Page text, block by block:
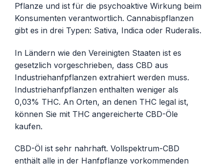
Pflanze und ist für die psychoaktive Wirkung beim
Konsumenten verantwortlich. Cannabispflanzen
gibt es in drei Typen: Sativa, Indica oder Ruderalis.
In Ländern wie den Vereinigten Staaten ist es
gesetzlich vorgeschrieben, dass CBD aus
Industriehanfpflanzen extrahiert werden muss.
Industriehanfpflanzen enthalten weniger als
0,03% THC. An Orten, an denen THC legal ist,
können Sie mit THC angereicherte CBD-Öle
kaufen.
CBD-Öl ist sehr nahrhaft. Vollspektrum-CBD
enthält alle in der Hanfpflanze vorkommenden